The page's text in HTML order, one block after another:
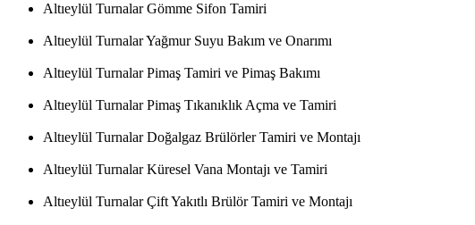
Altıeylül Turnalar Gömme Sifon Tamiri
Altıeylül Turnalar Yağmur Suyu Bakım ve Onarımı
Altıeylül Turnalar Pimaş Tamiri ve Pimaş Bakımı
Altıeylül Turnalar Pimaş Tıkanıklık Açma ve Tamiri
Altıeylül Turnalar Doğalgaz Brülörler Tamiri ve Montajı
Altıeylül Turnalar Küresel Vana Montajı ve Tamiri
Altıeylül Turnalar Çift Yakıtlı Brülör Tamiri ve Montajı